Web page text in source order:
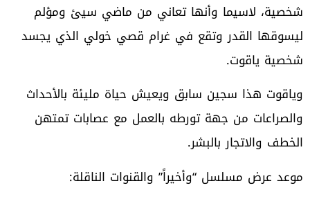
شخصية، لاسيما وأنها تعاني من ماضي سيئ ومؤلم
ليسوقها القدر وتقع في غرام قصي خولي الذي يجسد
شخصية ياقوت.
وياقوت هذا سجين سابق ويعيش حياة مليئة بالأحداث
والصراعات من جهة تورطه بالعمل مع عصابات تمتهن
الخطف والاتجار بالبشر.
موعد عرض مسلسل “وأخيراً” والقنوات الناقلة: